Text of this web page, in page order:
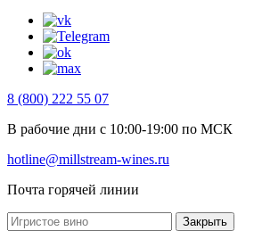
8 (800) 222 55 07
В рабочие дни с 10:00-19:00 по МСК
hotline@millstream-wines.ru
Почта горячей линии
Закрыть